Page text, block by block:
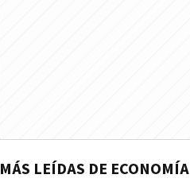
MÁS LEÍDAS DE ECONOMÍA